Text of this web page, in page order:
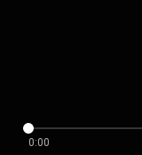
0:00